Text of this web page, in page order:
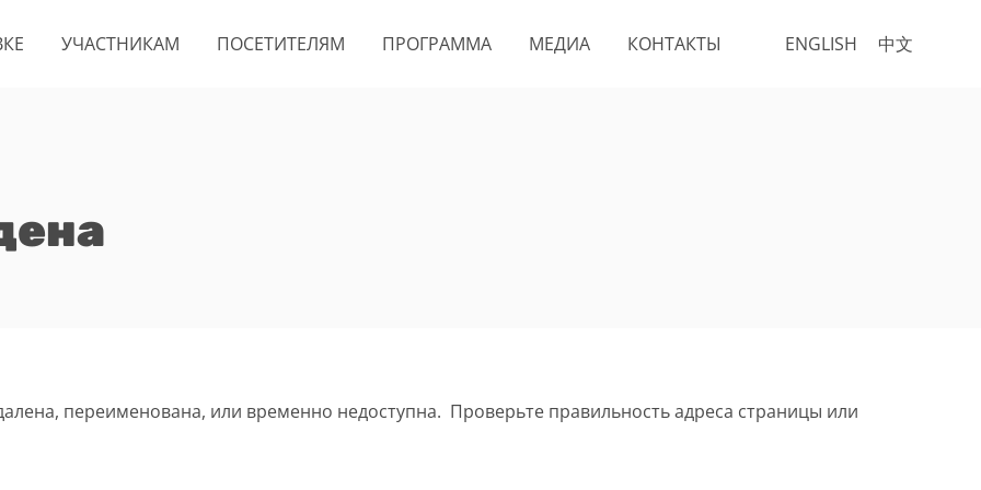
ENGLISH 中文
УЧАСТНИКАМ ПОСЕТИТЕЛЯМ ПРОГРАММА МЕДИА КОНТАКТЫ
переименована, или временно недоступна. Проверьте правильность адреса страницы или